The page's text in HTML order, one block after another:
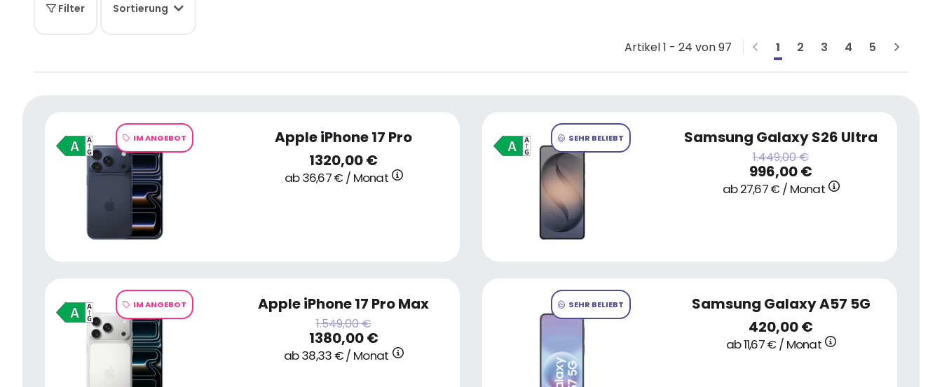
Filter Sortierung
Artikel 1 - 24 von 97 1 2 3 4 5
IM ANGEBOT
Apple iPhone 17 Pro
1320,00 €
ab 36,67 € / Monat
SEHR BELIEBT Samsung Galaxy S26 Ultra
1.449,00 €
996,00 €
ab 27,67 € / Monat
IM ANGEBOT Apple iPhone 17 Pro Max
1.549,00 €
1380,00 €
ab 38,33 € / Monat
SEHR BELIEBT
Samsung Galaxy A57 5G
420,00 €
ab 11,67 € / Monat